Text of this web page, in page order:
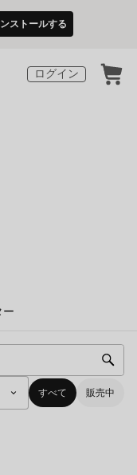
ストールする
ログイン
ー
すべて 販売中